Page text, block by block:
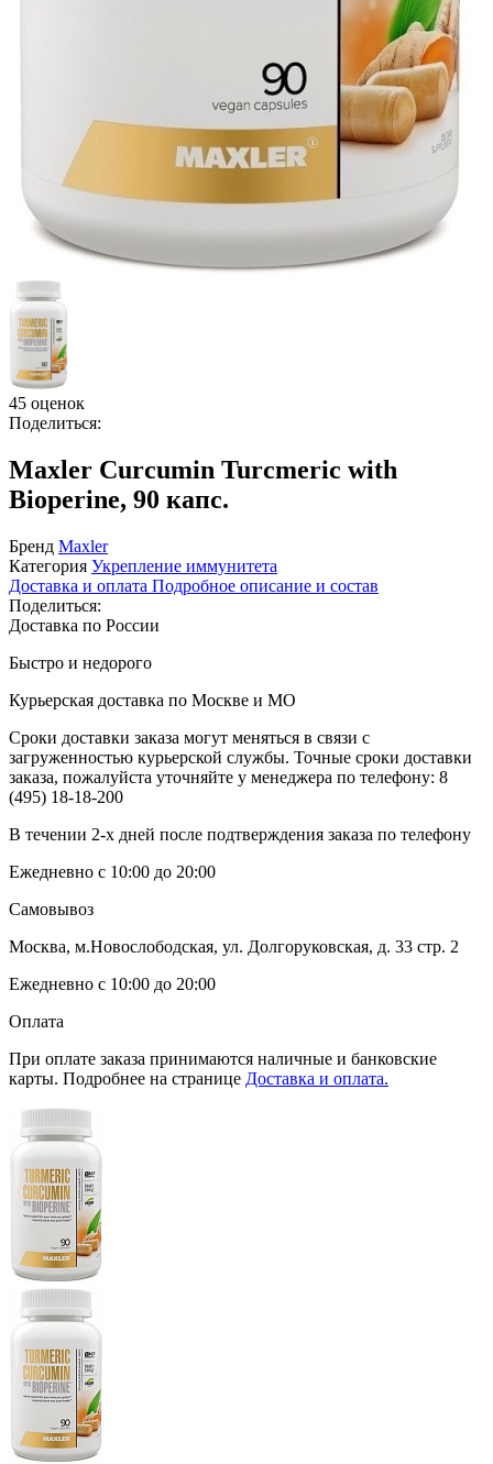
45 оценок
Поделиться:
Maxler Curcumin Turcmeric with
Bioperine, 90 капс.
Бренд Maxler
Категория Укрепление иммунитета
Доставка и оплата Подробное описание и состав
Поделиться:
Доставка по России
Быстро и недорого
Курьерская доставка по Москве и МО
Сроки доставки заказа могут меняться в связи с
загруженностью курьерской службы. Точные сроки доставки
заказа, пожалуйста уточняйте у менеджера по телефону: 8
(495) 18-18-200
В течении 2-х дней после подтверждения заказа по телефону
Ежедневно с 10:00 до 20:00
Самовывоз
Москва, м.Новослободская, ул. Долгоруковская, д. 33 стр. 2
Ежедневно с 10:00 до 20:00
Оплата
При оплате заказа принимаются наличные и банковские
карты. Подробнее на странице Доставка и оплата.